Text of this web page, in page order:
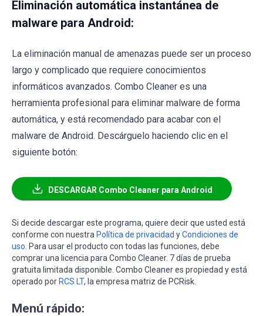
Eliminación automática instantánea de
malware para Android:
La eliminación manual de amenazas puede ser un proceso
largo y complicado que requiere conocimientos
informáticos avanzados. Combo Cleaner es una
herramienta profesional para eliminar malware de forma
automática, y está recomendado para acabar con el
malware de Android. Descárguelo haciendo clic en el
siguiente botón:
DESCARGAR Combo Cleaner para Android
Si decide descargar este programa, quiere decir que usted está
conforme con nuestra Política de privacidad yCondiciones de
uso . Para usar el producto con todas las funciones, debe
comprar una licencia para Combo Cleaner. 7 días de prueba
gratuita limitada disponible. Combo Cleaner es propiedad y está
operado por RCS LT, la empresa matriz de PCRisk.
Menú rápido: